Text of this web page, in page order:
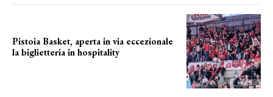
Pistoia Basket, aperta in via eccezionale
la biglietteria in hospitality